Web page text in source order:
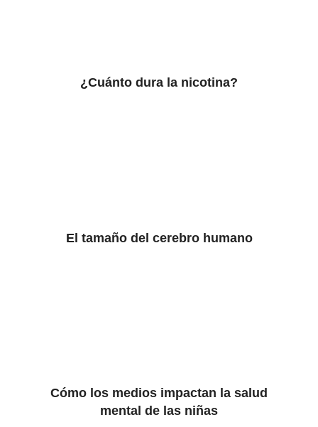
¿Cuánto dura la nicotina?
El tamaño del cerebro humano
Cómo los medios impactan la salud
mental de las niñas